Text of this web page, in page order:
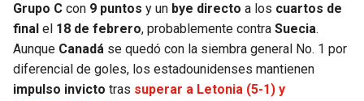
Grupo C con 9 puntos y un bye directo a los cuartos de
final el 18 de febrero, probablemente contra Suecia.
Aunque Canadá se quedó con la siembra general No. 1 por
diferencial de goles, los estadounidenses mantienen
impulso invicto tras superar a Letonia (5-1) y